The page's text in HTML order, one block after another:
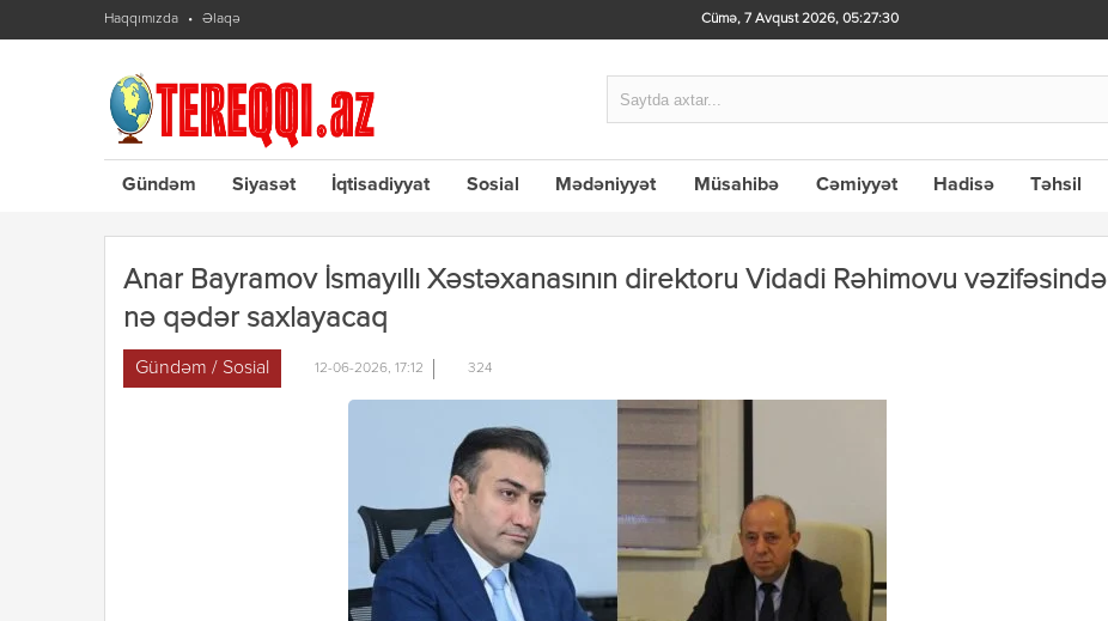
Haqqımızda Əlaqə Cümə, 7 Avqust 2026,05:27:31
Gündəm Siyasət İqtisadiyyat Sosial Mədəniyyət Müsahibə Cəmiyyət Hadisə Təhsil
Anar Bayramov İsmayıllı Xəstəxanasının direktoru Vidadi Rəhimovu vəzifəsində
nə qədər saxlayacaq
Gündəm / Sosial 12-06-2026, 17:12 324